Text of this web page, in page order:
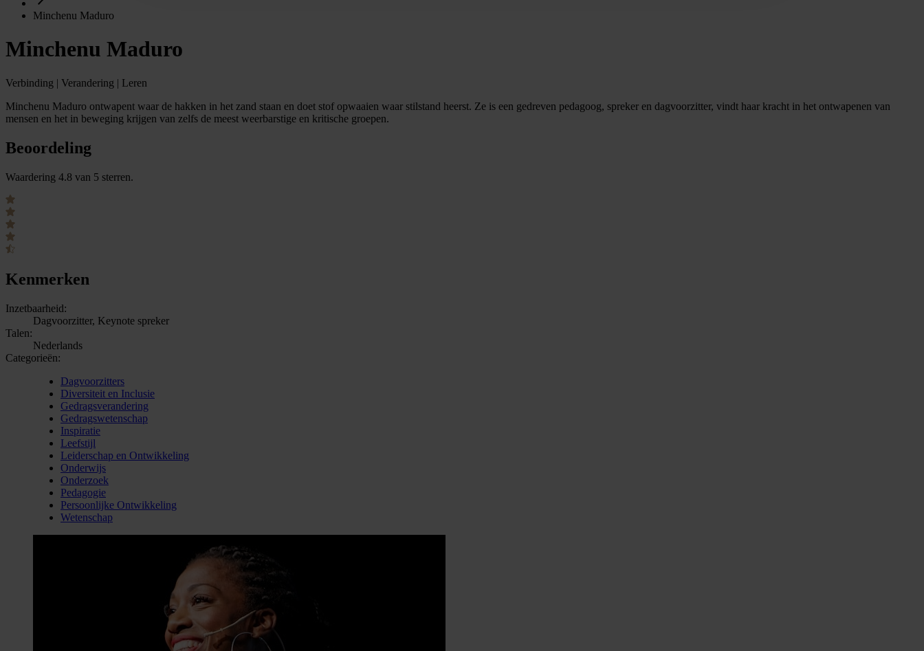
Minchenu Maduro
Minchenu Maduro
Verbinding | Verandering | Leren
Minchenu Maduro ontwapent waar de hakken in het zand staan en doet stof opwaaien waar stilstand heerst. Ze is een gedreven pedagoog, spreker en dagvoorzitter, vindt haar kracht in het ontwapenen van
mensen en het in beweging krijgen van zelfs de meest weerbarstige en kritische groepen.
Beoordeling
Waardering 4.8 van 5 sterren.
Kenmerken
Inzetbaarheid:
Dagvoorzitter, Keynote spreker
Talen:
Nederlands
Categorieën:
Dagvoorzitters
Diversiteit en Inclusie
Gedragsverandering
Gedragswetenschap
Inspiratie
Leefstijl
Leiderschap en Ontwikkeling
Onderwijs
Onderzoek
Pedagogie
Persoonlijke Ontwikkeling
Wetenschap